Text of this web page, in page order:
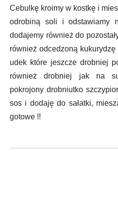
Cebulkę kroimy w kostkę i
odrobiną soli i odstawiamy
dodajemy również do
również odcedzoną
udek które jeszcze drobniej
również drobniej jak na
pokrojony drobniutko
sos i dodaję do sałatki,
gotowe !!